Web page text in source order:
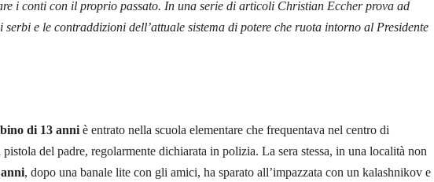
i conti con il proprio passato. In una serie di articoli Christian Eccher prova ad
e le contraddizioni dell’attuale sistema di potere che ruota intorno al Presidente
di 13 anni è entrato nella scuola elementare che frequentava nel centro di
pistola del padre, regolarmente dichiarata in polizia. La sera stessa, in una località non
, dopo una banale lite con gli amici, ha sparato all’impazzata con un kalashnikov e